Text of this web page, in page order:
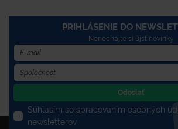
PRIHLÁSENIE DO
Nenechajte si újsť novinky
Odoslať
Súhlasím so spracovaním osobných
newsletterov